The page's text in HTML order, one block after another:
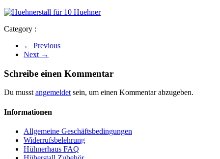
Category :
← Previous
Next →
Schreibe einen Kommentar
Du musst angemeldet sein, um einen Kommentar abzugeben.
Informationen
Allgemeine Geschäftsbedingungen
Widerrufsbelehrung
Hühnerhaus FAQ